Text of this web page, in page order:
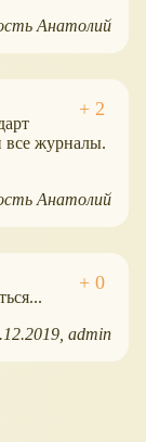
Анатолий
все журналы.
Анатолий
admin